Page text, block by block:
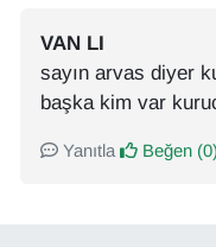
VAN LI
sayın arvas diyer
başka kim var
Yanıtla Beğen (0)